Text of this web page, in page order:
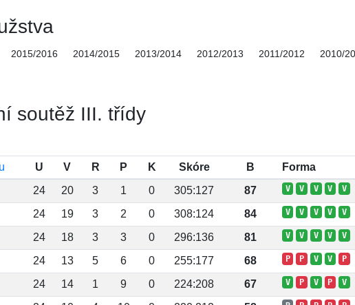
2015/2016 2014/2015 2013/2014 2012/2013 2011/2012
2010/
soutěž III. třídy
U V R P K Skóre B
Forma
24 20 3 1 0 305:127 87 V V V V V
24 19 3 2 0 308:124 84 V V V V V
24 18 3 3 0 296:136 81 V V V V V
24 13 5 6 0 255:177 68 P P V V P
24 14 1 9 0 224:208 67 V P V P V